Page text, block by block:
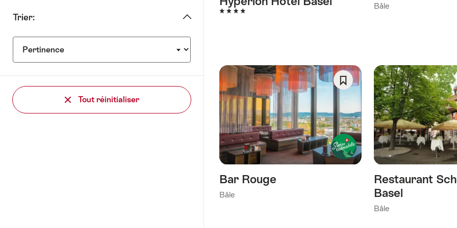
4 étoiles
Bâle
Bar Rouge
Bâle
Enregistrer
comme
favori:
Liste
de
souhaits
Restaurant
Basel
Bâle
Trier:
Tout réinitialiser